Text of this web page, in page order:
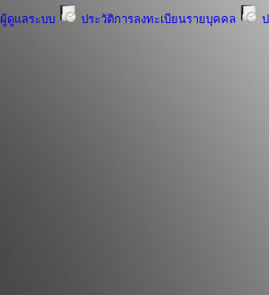
ผู้ดูแลระบบ ประวัติการลงทะเบียนรายบุคคล